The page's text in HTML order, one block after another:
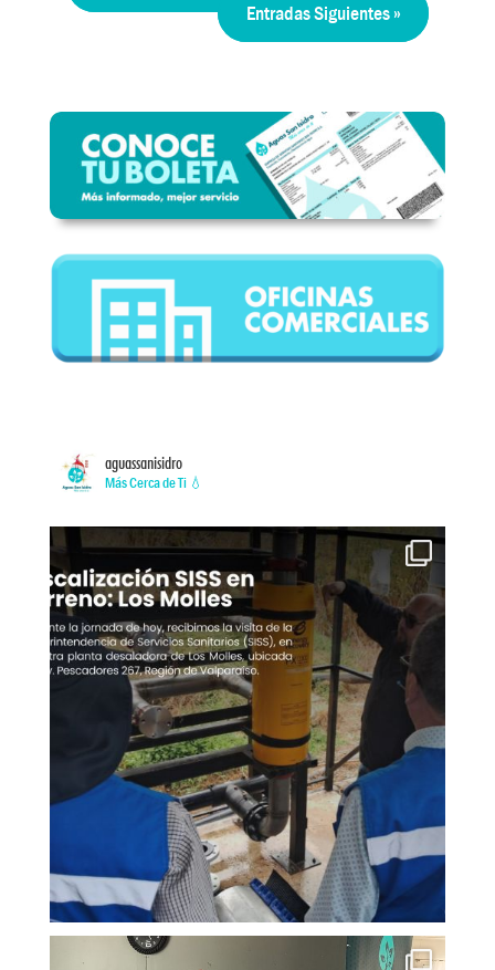
Entradas Siguientes »
aguassanisidro
Más Cerca de Ti 💧